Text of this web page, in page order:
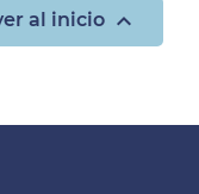
al inicio 